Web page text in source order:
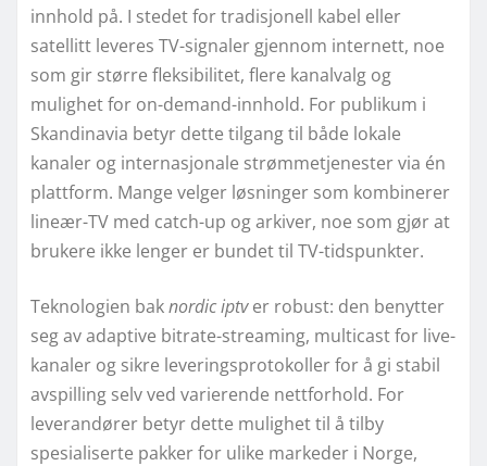
innhold på. I stedet for tradisjonell kabel eller
satellitt leveres TV-signaler gjennom internett, noe
som gir større fleksibilitet, flere kanalvalg og
mulighet for on-demand-innhold. For publikum i
Skandinavia betyr dette tilgang til både lokale
kanaler og internasjonale strømmetjenester via én
plattform. Mange velger løsninger som kombinerer
lineær-TV med catch-up og arkiver, noe som gjør at
brukere ikke lenger er bundet til TV-tidspunkter.
Teknologien baknordic iptver robust: den benytter
seg av adaptive bitrate-streaming, multicast for live-
kanaler og sikre leveringsprotokoller for å gi stabil
avspilling selv ved varierende nettforhold. For
leverandører betyr dette mulighet til å tilby
spesialiserte pakker for ulike markeder i Norge,